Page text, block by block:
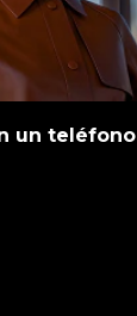
un teléfono